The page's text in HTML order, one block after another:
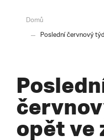
Domů
Poslední červnový
opět ve